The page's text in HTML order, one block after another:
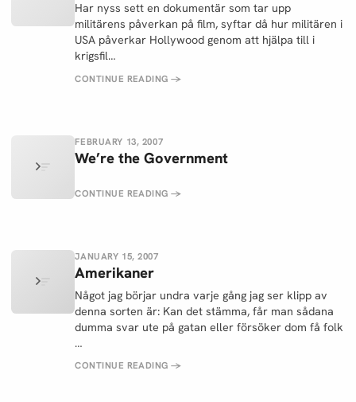
Har nyss sett en dokumentär som tar upp
militärens påverkan på film, syftar då hur militären i
USA påverkar Hollywood genom att hjälpa till i
krigsfil…
CONTINUE READING→
FEBRUARY 13, 2007
We’re the Government
CONTINUE READING→
JANUARY 15, 2007
Amerikaner
Något jag börjar undra varje gång jag ser klipp av
denna sorten är: Kan det stämma, får man sådana
dumma svar ute på gatan eller försöker dom få folk
…
CONTINUE READING→